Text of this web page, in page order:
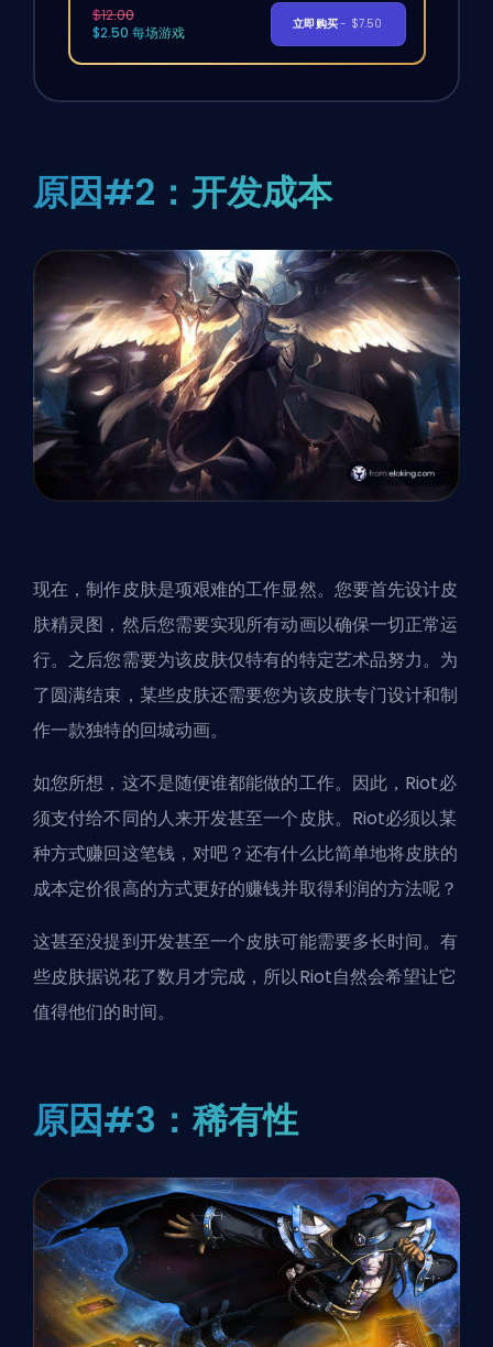
$12.00
$2.50 每场游戏
立即购买- $7.50
原因#2：开发成本
现在，制作皮肤是项艰难的工作显然。您要首先设计皮
肤精灵图，然后您需要实现所有动画以确保一切正常运
行。之后您需要为该皮肤仅特有的特定艺术品努力。为
了圆满结束，某些皮肤还需要您为该皮肤专门设计和制
作一款独特的回城动画。
如您所想，这不是随便谁都能做的工作。因此，Riot必
须支付给不同的人来开发甚至一个皮肤。Riot必须以某
种方式赚回这笔钱，对吧？还有什么比简单地将皮肤的
成本定价很高的方式更好的赚钱并取得利润的方法呢？
这甚至没提到开发甚至一个皮肤可能需要多长时间。有
些皮肤据说花了数月才完成，所以Riot自然会希望让它
值得他们的时间。
原因#3：稀有性